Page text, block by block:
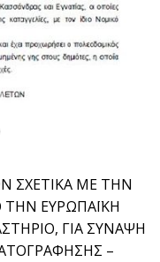
ΣΧΕΤΙΚΑ ΜΕ ΤΗΝ
ΕΥΡΩΠΑΪΚΗ
ΓΙΑ ΣΥΝΑΨΗ
–